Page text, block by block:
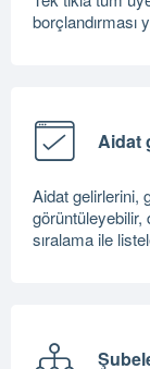
borçlandırması
Aidat
Aidat gelirlerini,
görüntüleyebilir,
sıralama ile